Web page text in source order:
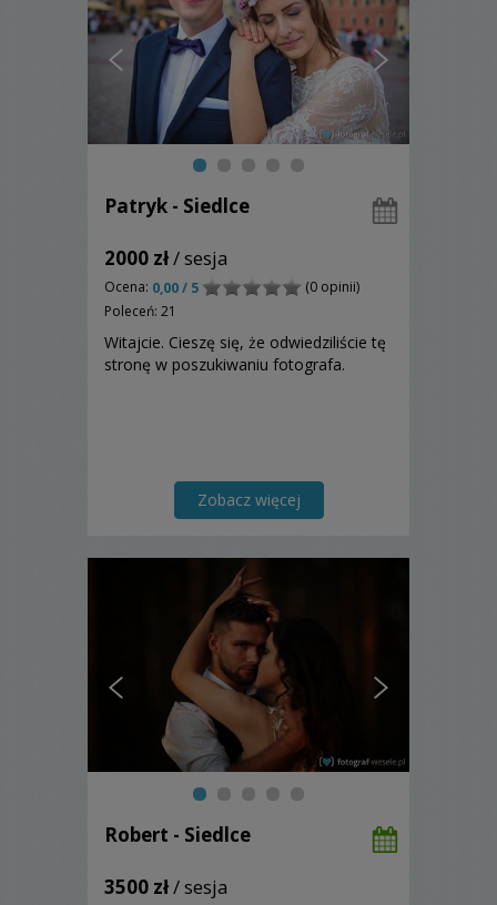
Patryk - Siedlce
2000 zł/ sesja
Ocena: 0,00 / 5
(0 opinii)
Poleceń: 21
Witajcie. Cieszę się, że odwiedziliście tę
stronę w poszukiwaniu fotografa.
Zobacz więcej
Robert - Siedlce
3500 zł/ sesja